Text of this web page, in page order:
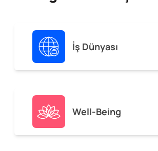
İş Dünyası
Well-Being